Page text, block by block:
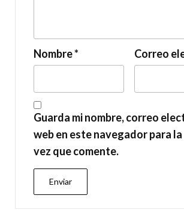
Nombre* Correo
Guarda mi nombre, correo
web en este navegador para
vez que comente.